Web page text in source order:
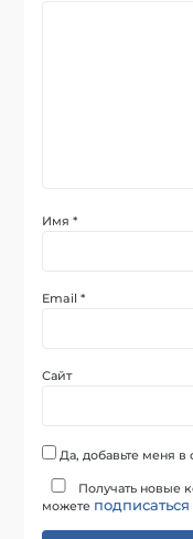
Имя*
Email*
Сайт
Да, добавьте меня в
Получать новые
можете подписаться